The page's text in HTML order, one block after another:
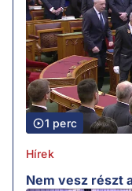
1 perc
Hírek
Nem vesz részt